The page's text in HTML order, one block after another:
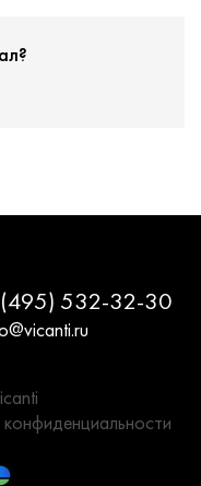
532-32-30